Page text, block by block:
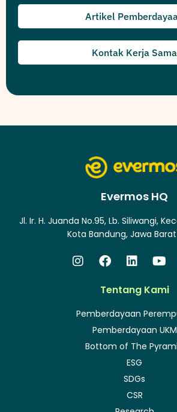
Artikel
Kontak Kerja Sama
Evermos HQ
Jl. Ir. H. Juanda No.95, Lb. Siliwangi,
Kota Bandung, Jawa Barat
Tentang Kami
Pemberdayaan
Pemberdayaan UKM
Bottom of The
ESG
SDGs
CSR